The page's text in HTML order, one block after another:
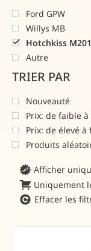
Ford GPW
Willys MB
Hotchkiss M201
Autre
TRIER PAR
Nouveauté
Prix: de faible à
Prix: de élevé à
Produits
Afficher
Uniquement
Effacer les